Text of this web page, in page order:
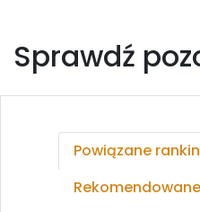
Sprawdź
Powiązane